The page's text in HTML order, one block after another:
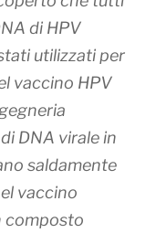
di HPV
utilizzati per
vaccino HPV
DNA virale in
saldamente
vaccino
composto